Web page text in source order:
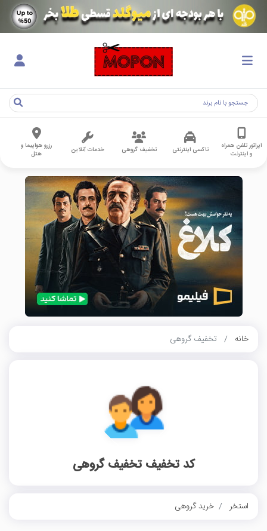
اپراتور تلفن همراه
و اینترنت
تاکسی اینترنتی تخفیف گروهی خدمات آنلاین
رزرو هواپیما و
هتل
خانه تخفیف گروهی
کد تخفیف تخفیف گروهی
استخر خرید گروهی